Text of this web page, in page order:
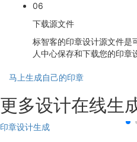
06
下载源文件
标智客的印章设计源文件是
人中心保存和下载您的印章
马上生成自己的印章
更多设计在线生
印章设计生成